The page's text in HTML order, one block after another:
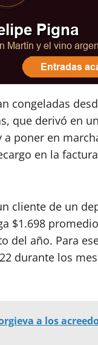
congeladas
que derivó en
poner en
en la
cliente de un
$1.698
del año. Para
durante los
a los